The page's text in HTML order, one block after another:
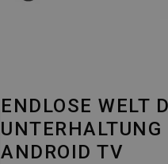
ENDLOSE WELT
ANDROID TV